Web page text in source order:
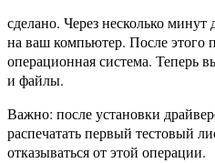
сделано. Через несколько
на ваш компьютер. После этого
операционная система. Теперь
и файлы.
Важно: после установки
распечатать первый тестовый
отказываться от этой операции.